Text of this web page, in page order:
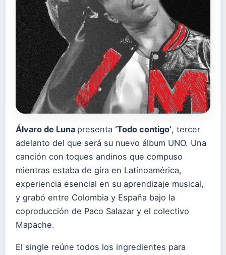
Álvaro de Luna presenta ‘Todo contigo’, tercer
adelanto del que será su nuevo álbum UNO. Una
canción con toques andinos que compuso
mientras estaba de gira en Latinoamérica,
experiencia esencial en su aprendizaje musical,
y grabó entre Colombia y España bajo la
coproducción de Paco Salazar y el colectivo
Mapache.
El single reúne todos los ingredientes para